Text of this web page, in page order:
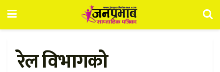
रेल विभागको